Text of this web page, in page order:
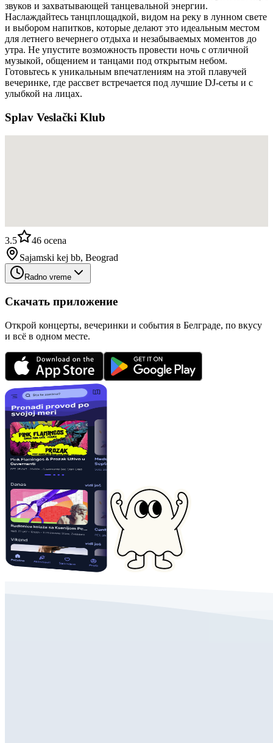
звуков и захватывающей танцевальной энергии.
Наслаждайтесь танцплощадкой, видом на реку в лунном свете
и выбором напитков, которые делают это идеальным местом
для летнего вечернего отдыха и незабываемых моментов до
утра. Не упустите возможность провести ночь с отличной
музыкой, общением и танцами под открытым небом.
Готовьтесь к уникальным впечатлениям на этой плавучей
вечеринке, где рассвет встречается под лучшие DJ-сеты и с
улыбкой на лицах.
Splav Veslački Klub
3.5 46 ocena
Sajamski kej bb, Beograd
Radno vreme
Скачать приложение
Открой концерты, вечеринки и события в Белграде, по вкусу
и всё в одном месте.